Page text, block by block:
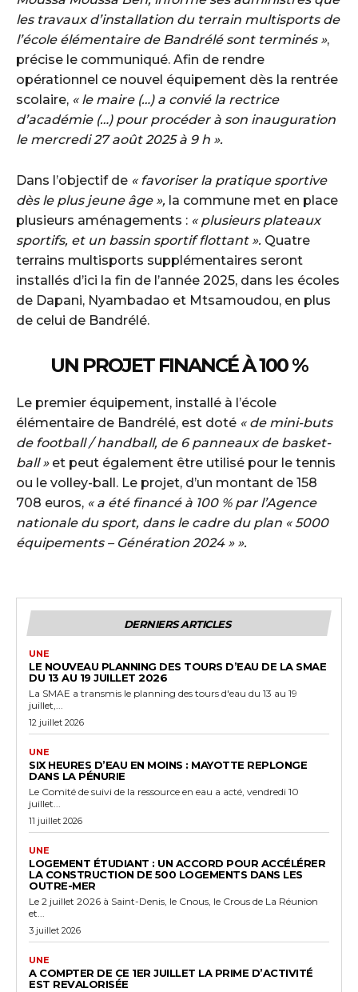
les travaux d’installation du terrain multisports de
l’école élémentaire de Bandrélé sont terminés »,
précise le communiqué. Afin de rendre
opérationnel ce nouvel équipement dès la rentrée
scolaire, « le maire (…) a convié la rectrice
d’académie (…) pour procéder à son inauguration
le mercredi 27 août 2025 à 9 h ».
Dans l’objectif de « favoriser la pratique sportive
dès le plus jeune âge », la commune met en place
plusieurs aménagements : « plusieurs plateaux
sportifs, et un bassin sportif flottant ». Quatre
terrains multisports supplémentaires seront
installés d’ici la fin de l’année 2025, dans les écoles
de Dapani, Nyambadao et Mtsamoudou, en plus
de celui de Bandrélé.
UN PROJET FINANCÉ À 100 %
Le premier équipement, installé à l’école
élémentaire de Bandrélé, est doté « de mini-buts
de football / handball, de 6 panneaux de basket-
ball »et peut également être utilisé pour le tennis
ou le volley-ball. Le projet, d’un montant de 158
708 euros, « a été financé à 100 % par l’Agence
nationale du sport, dans le cadre du plan « 5000
équipements – Génération 2024 » ».
DERNIERS ARTICLES
UNE
LE NOUVEAU PLANNING DES TOURS D’EAU DE LA SMAE
DU 13 AU 19 JUILLET 2026
La SMAE a transmis le planning des tours d'eau du 13 au 19
juillet,...
12 juillet 2026
UNE
SIX HEURES D’EAU EN MOINS : MAYOTTE REPLONGE
DANS LA PÉNURIE
Le Comité de suivi de la ressource en eau a acté, vendredi 10
juillet...
11 juillet 2026
UNE
LOGEMENT ÉTUDIANT : UN ACCORD POUR ACCÉLÉRER
LA CONSTRUCTION DE 500 LOGEMENTS DANS LES
OUTRE-MER
Le 2 juillet 2026 à Saint-Denis, le Cnous, le Crous de La Réunion
et...
3 juillet 2026
UNE
A COMPTER DE CE 1ER JUILLET LA PRIME D’ACTIVITÉ
EST REVALORISÉE